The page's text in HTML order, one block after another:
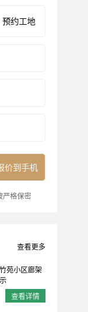
预约工地
严格保密
查看更多
苑小区廊架
查看详情